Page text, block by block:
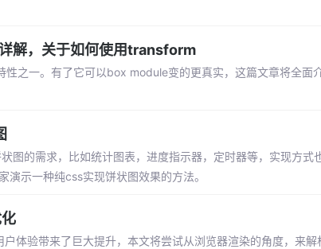
解，关于如何使用transform
之一。有了它可以box module变的更真实，这篇文章将全面
图的需求，比如统计图表，进度指示器，定时器等，实现方
演示一种纯css实现饼状图效果的方法。
体验带来了巨大提升，本文将尝试从浏览器渲染的角度，来